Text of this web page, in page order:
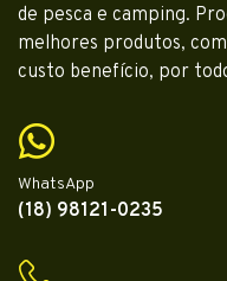
de pesca e camping.
melhores produtos,
custo benefício, por
WhatsApp
(18) 98121-0235